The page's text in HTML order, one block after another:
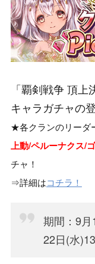
「覇剣戦争 頂
キャラガチャの
★各クランのリーダ
上動/ペルーナクス/
チャ！
⇒詳細はコチラ！
期間：9
22日(水